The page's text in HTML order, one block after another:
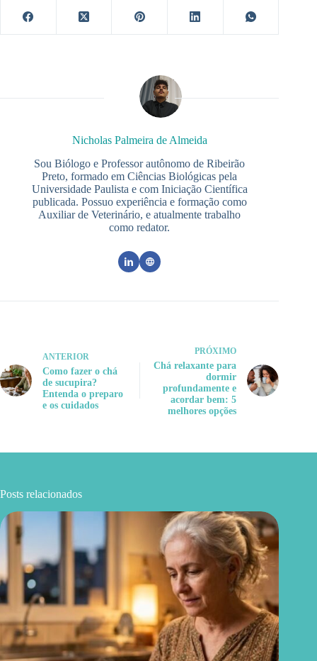
Nicholas Palmeira de Almeida
Sou Biólogo e Professor autônomo de Ribeirão
Preto, formado em Ciências Biológicas pela
Universidade Paulista e com Iniciação Científica
publicada. Possuo experiência e formação como
Auxiliar de Veterinário, e atualmente trabalho
como redator.
ANTERIOR
Como fazer o chá
de sucupira?
Entenda o preparo
e os cuidados
PRÓXIMO
Chá relaxante para
dormir
profundamente e
acordar bem: 5
melhores opções
Posts relacionados